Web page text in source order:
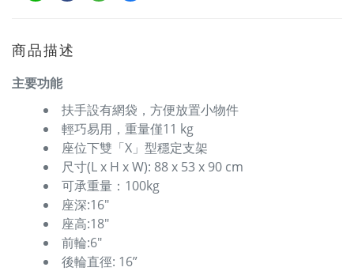
商品描述
主要功能
扶手設有網袋，方便放置小物件
輕巧易用，重量僅11 kg
座位下雙「X」型穩定支架
尺寸(L x H x W): 88 x 53 x 90 cm
可承重量：100kg
座深:16″
座高:18″
前輪:6″
後輪直徑: 16”